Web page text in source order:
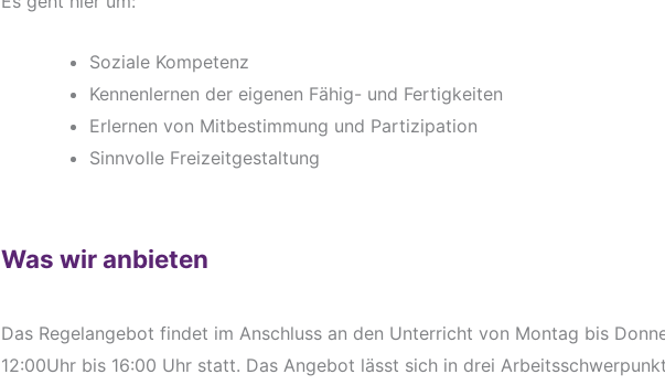
Soziale Kompetenz
Kennenlernen der eigenen Fähig- und Fertigkeiten
Erlernen von Mitbestimmung und Partizipation
Sinnvolle Freizeitgestaltung
Was wir anbieten
Das Regelangebot findet im Anschluss an den Unterricht von Montag bis
12:00Uhr bis 16:00 Uhr statt. Das Angebot lässt sich in drei